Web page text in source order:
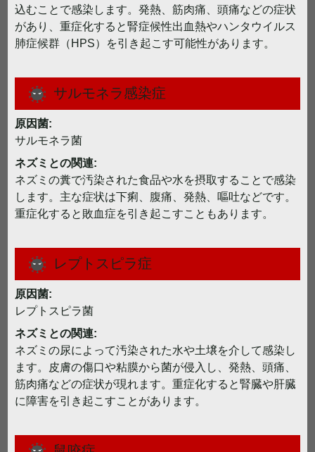
込むことで感染します。発熱、筋肉痛、頭痛などの症状
があり、重症化すると腎症候性出血熱やハンタウイルス
肺症候群（HPS）を引き起こす可能性があります。
サルモネラ感染症
原因菌:
サルモネラ菌
ネズミとの関連:
ネズミの糞で汚染された食品や水を摂取することで感染
します。主な症状は下痢、腹痛、発熱、嘔吐などです。
重症化すると敗血症を引き起こすこともあります。
レプトスピラ症
原因菌:
レプトスピラ菌
ネズミとの関連:
ネズミの尿によって汚染された水や土壌を介して感染し
ます。皮膚の傷口や粘膜から菌が侵入し、発熱、頭痛、
筋肉痛などの症状が現れます。重症化すると腎臓や肝臓
に障害を引き起こすことがあります。